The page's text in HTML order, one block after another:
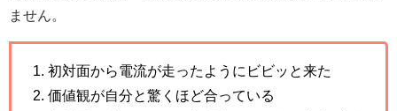
ません。
1. 初対面から電流が走ったようにビビッと来た
2. 価値観が自分と驚くほど合っている